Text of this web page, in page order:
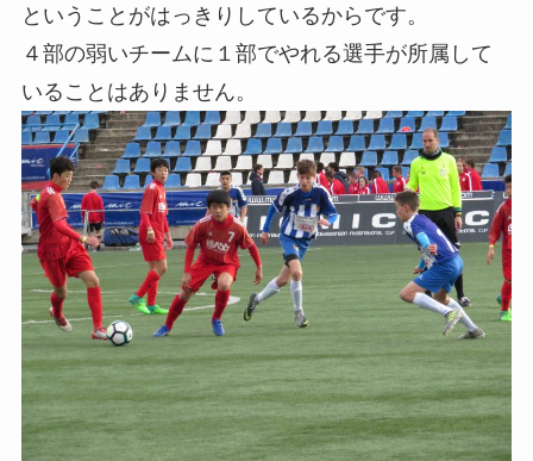
ということがはっきりしているからです。
４部の弱いチームに１部でやれる選手が所属して
いることはありません。